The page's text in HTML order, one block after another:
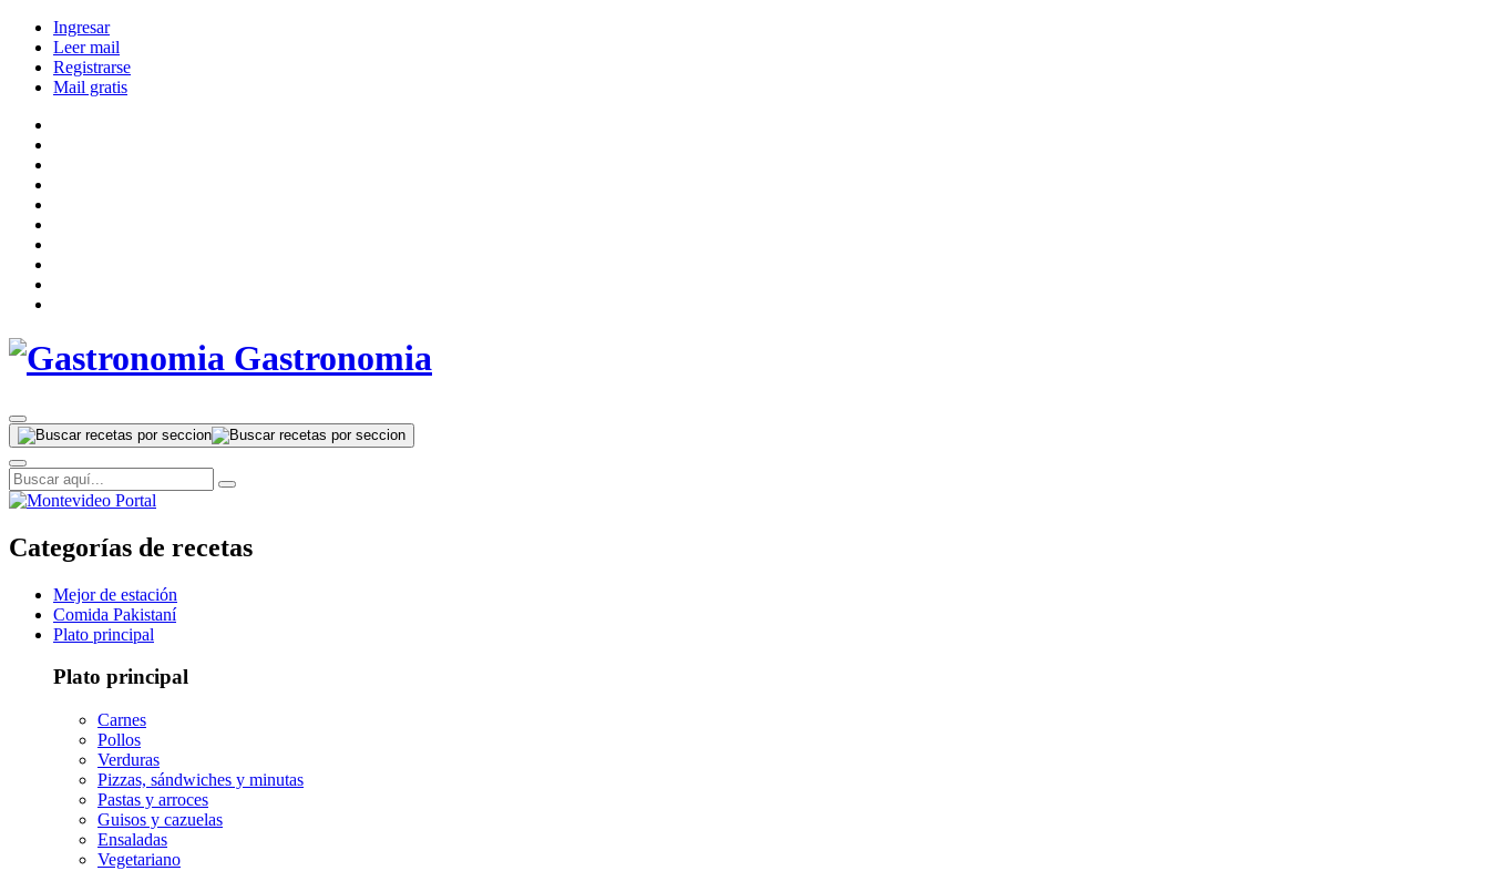
Ingresar
Leer mail
Registrarse
Mail gratis
Gastronomia
Categorías de recetas
Mejor de estación
Comida Pakistaní
Plato principal
Plato principal
Carnes
Pollos
Verduras
Pizzas, sándwiches y minutas
Pastas y arroces
Guisos y cazuelas
Ensaladas
Vegetariano